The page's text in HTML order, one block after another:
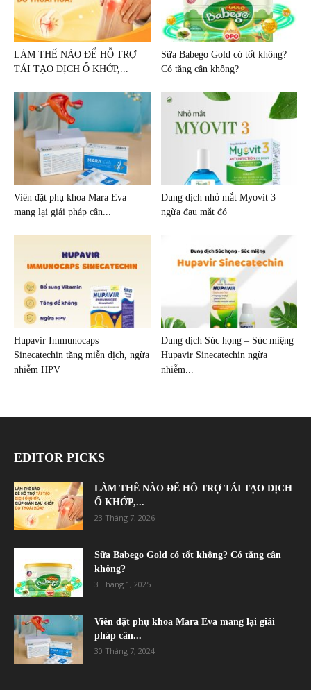
LÀM THẾ NÀO ĐỂ HỖ TRỢ
TÁI TẠO DỊCH Ổ KHỚP,...
Sữa Babego Gold có tốt không?
Có tăng cân không?
Viên đặt phụ khoa Mara Eva
mang lại giải pháp cân...
Dung dịch nhỏ mắt Myovit 3
ngừa đau mắt đỏ
Hupavir Immunocaps
Sinecatechin tăng miễn dịch, ngừa
nhiễm HPV
Dung dịch Súc họng – Súc miệng
Hupavir Sinecatechin ngừa
nhiễm...
EDITOR PICKS
LÀM THẾ NÀO ĐỂ HỖ TRỢ TÁI TẠO DỊCH
Ổ KHỚP,...
23 Tháng 7, 2026
Sữa Babego Gold có tốt không? Có tăng cân
không?
3 Tháng 1, 2025
Viên đặt phụ khoa Mara Eva mang lại giải
pháp cân...
30 Tháng 7, 2024